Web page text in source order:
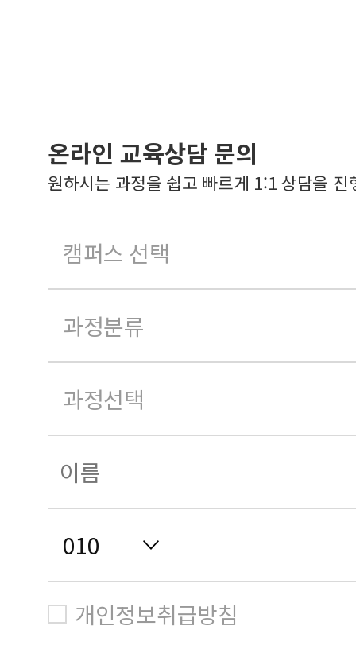
온라인 교육상담 문의
원하시는 과정을 쉽고 빠르게 1:1 상담을 진
개인정보취급방침